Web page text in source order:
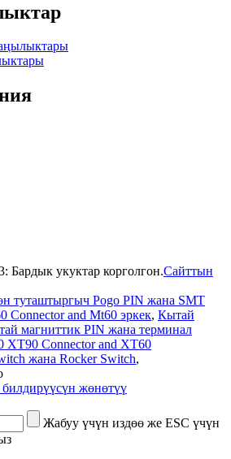
Бардык укуктар корголгон.Сайттын
туташтыргыч Pogo PIN жана SMT
Connector and Mt60 эркек, Кытай
магниттик PIN жана терминал
XT90 Connector and XT60
жана Rocker Switch,
жөнөтүү
Жабуу үчүн издөө же ESC үчүн